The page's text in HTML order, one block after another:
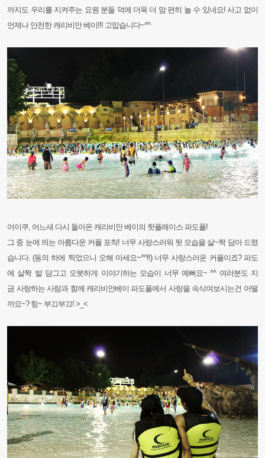
까지도 우리를 지켜주는 요원 분들 덕에 더욱 더 맘 편히 놀 수 있네요! 사고 없이
언제나 안전한 캐리비안 베이!!! 고맙습니다~^^
어이쿠, 어느새 다시 돌아온 캐리비안 베이의 핫플레이스 파도풀!
그 중 눈에 띄는 아름다운 커플 포착! 너무 사랑스러워 뒷 모습을 살~짝 담아 드렸
습니다. (동의 하에 찍었으니 오해 마세요~^^!!) 너무 사랑스러운 커플이죠? 파도
에 살짝 발 담그고 오붓하게 이야기하는 모습이 너무 예뻐요~ ^^ 여러분도 지
금 사랑하는 사람과 함께 캐리비안베이 파도풀에서 사랑을 속삭여보시는건 어떨
까요~? 힝~ 부끄부끄! >_<